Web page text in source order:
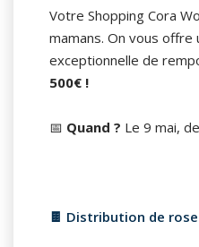
Votre Shopping Cora
mamans. On vous offre
exceptionnelle de
500€ !
📅 Quand ? Le 9 mai,
🍫 Distribution de